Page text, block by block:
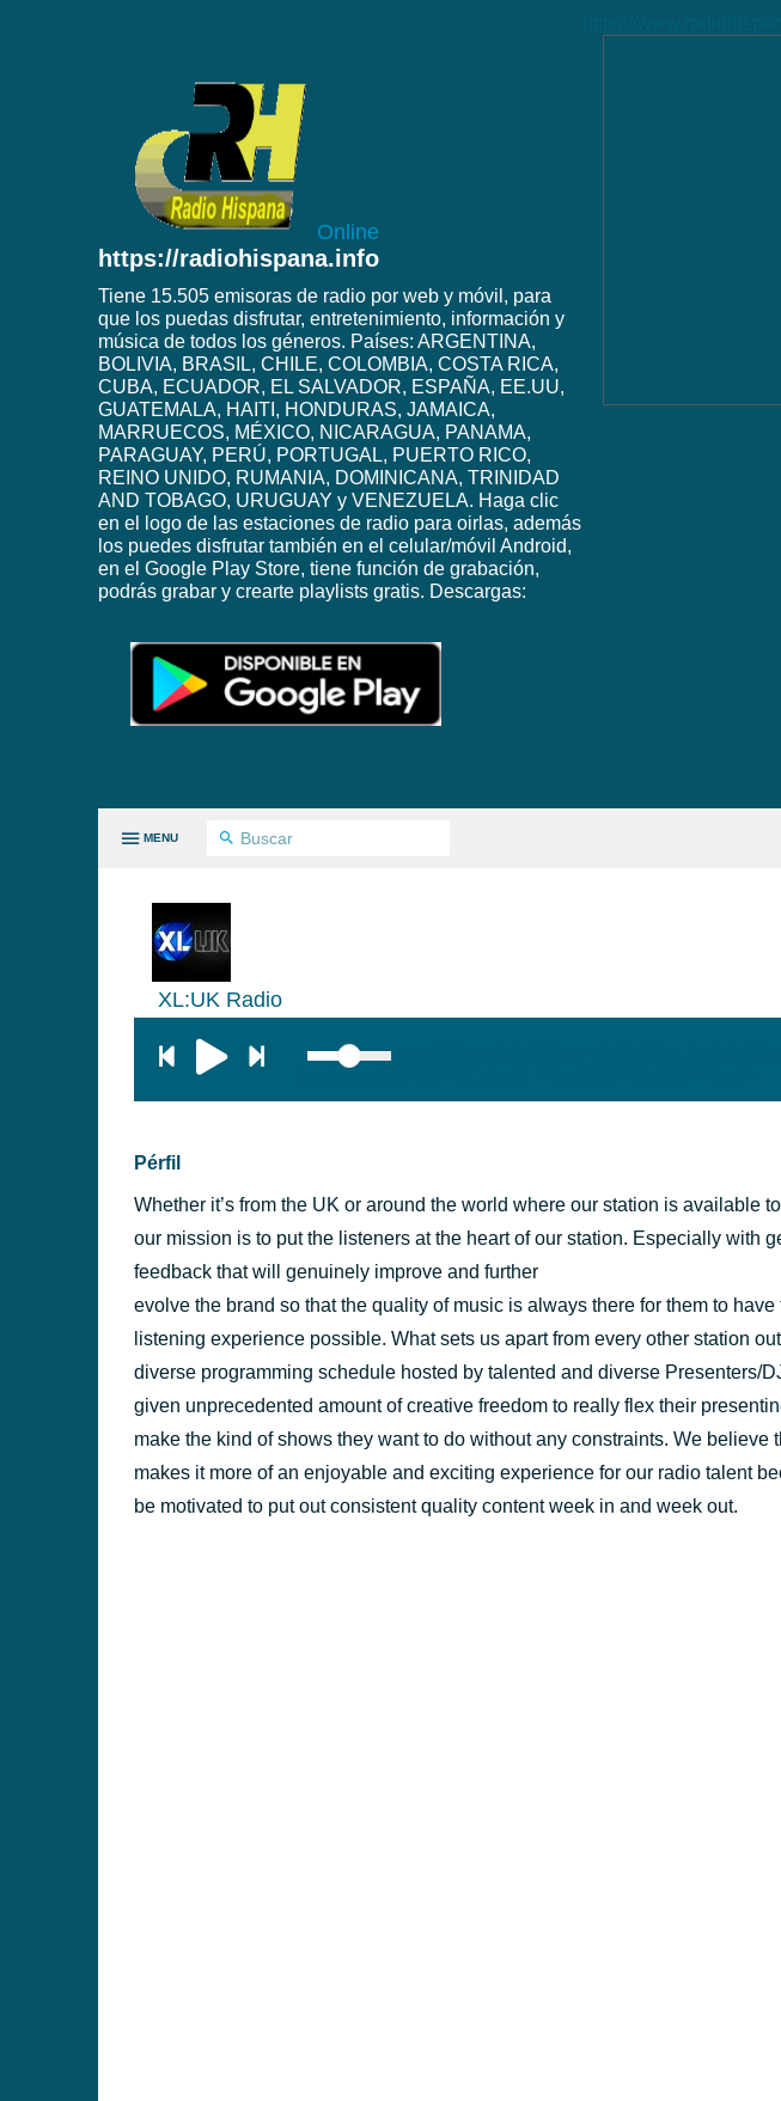
Online
https://radiohispana.info
Tiene 15.505 emisoras de radio por web y móvil, para
que los puedas disfrutar, entretenimiento, información y
música de todos los géneros. Países: ARGENTINA,
BOLIVIA, BRASIL, CHILE, COLOMBIA, COSTA RICA,
CUBA, ECUADOR, EL SALVADOR, ESPAÑA, EE.UU,
GUATEMALA, HAITI, HONDURAS, JAMAICA,
MARRUECOS, MÉXICO, NICARAGUA, PANAMA,
PARAGUAY, PERÚ, PORTUGAL, PUERTO RICO,
REINO UNIDO, RUMANIA, DOMINICANA, TRINIDAD
AND TOBAGO, URUGUAY y VENEZUELA. Haga clic
en el logo de las estaciones de radio para oirlas, además
los puedes disfrutar también en el celular/móvil Android,
en el Google Play Store, tiene función de grabación,
podrás grabar y crearte playlists gratis. Descargas:
MENU
XL:UK Radio
Pérfil
Whether it’s from the UK or around the world where our station is available
our mission is to put the listeners at the heart of our station. Especially with
feedback that will genuinely improve and further
evolve the brand so that the quality of music is always there for them to have
listening experience possible. What sets us apart from every other station
diverse programming schedule hosted by talented and diverse Presenters/
given unprecedented amount of creative freedom to really flex their
make the kind of shows they want to do without any constraints. We believe
makes it more of an enjoyable and exciting experience for our radio talent
be motivated to put out consistent quality content week in and week out.